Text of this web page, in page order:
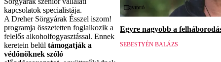
kapcsolatok specialistája.
A Dreher Sörgyárak Ésszel iszom!
programja összetetten foglalkozik a
felelős alkoholfogyasztással. Ennek
keretein belül támogatják a
védőnőknek szóló
Videó
Egyre nagyobb a
SEBESTYÉN BALÁZS